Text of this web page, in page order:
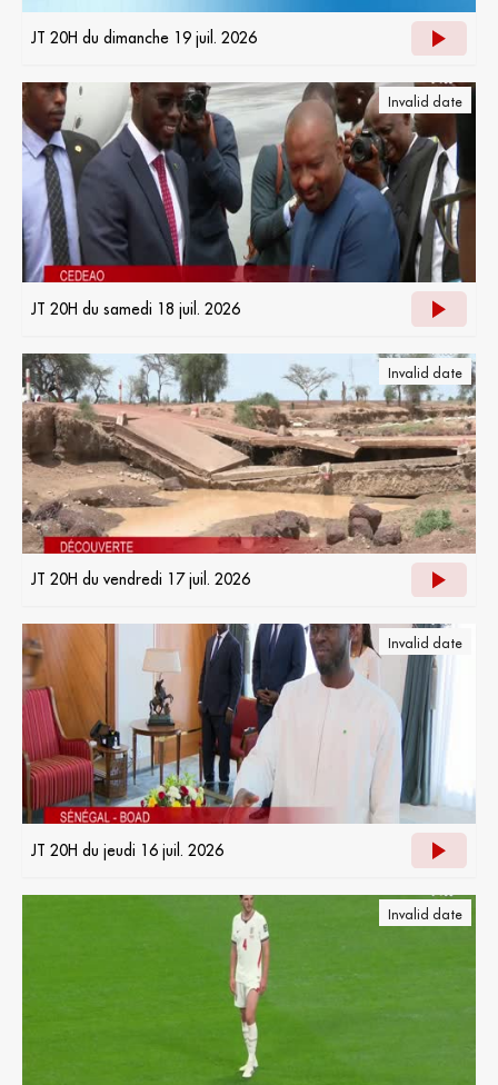
JT 20H du dimanche 19 juil. 2026
Invalid date
JT 20H du samedi 18 juil. 2026
Invalid date
JT 20H du vendredi 17 juil. 2026
Invalid date
JT 20H du jeudi 16 juil. 2026
Invalid date